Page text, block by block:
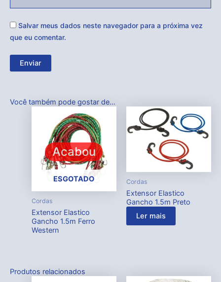
Salvar meus dados neste navegador para a próxima vez
que eu comentar.
Você também pode gostar de…
Acabou
ESGOTADO
Cordas
Extensor Elastico
Gancho 1.5m Ferro
Western
Cordas
Extensor Elastico
Gancho 1.5m Preto
Ler mais
Produtos relacionados